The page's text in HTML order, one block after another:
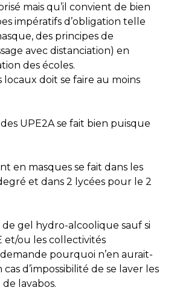
mais qu’il convient de bien
impératifs d’obligation telle
des principes de
avec distanciation) en
des écoles.
locaux doit se faire au moins
UPE2A se fait bien puisque
en masques se fait dans les
et dans 2 lycées pour le 2
gel hydro-alcoolique sauf si
et/ou les collectivités
pourquoi n’en aurait-
d’impossibilité de se laver les
lavabos.